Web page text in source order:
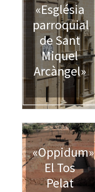
«Església
parroquial
de Sant
Miquel
Arcàngel»
«Oppidum»
El Tos
Pelat